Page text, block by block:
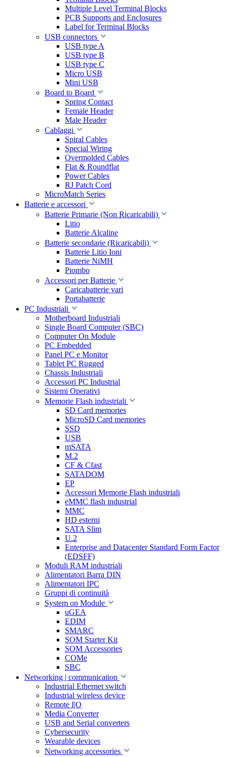
Multiple Level Terminal Blocks
PCB Supports and Enclosures
Label for Terminal Blocks
USB connectors
USB type A
USB type B
USB type C
Micro USB
Mini USB
Board to Board
Spring Contact
Female Header
Male Header
Cablaggi
Spiral Cables
Special Wiring
Overmolded Cables
Flat & Roundflat
Power Cables
RJ Patch Cord
MicroMatch Series
Batterie e accessori
Batterie Primarie (Non Ricaricabili)
Litio
Batterie Alcaline
Batterie secondarie (Ricaricabili)
Batterie Litio Ioni
Batterie NiMH
Piombo
Accessori per Batterie
Caricabatterie vari
Portabatterie
PC Industriali
Motherboard Industriali
Single Board Computer (SBC)
Computer On Module
PC Embedded
Panel PC e Monitor
Tablet PC Rugged
Chassis Industriali
Accessori PC Industrial
Sistemi Operativi
Memorie Flash industriali
SD Card memories
MicroSD Card memories
SSD
USB
mSATA
M.2
CF & Cfast
SATADOM
EP
Accessori Memorie Flash industriali
eMMC flash industrial
MMC
HD esterni
SATA Slim
U.2
Enterprise and Datacenter Standard Form Factor
(EDSFF)
Moduli RAM industriali
Alimentatori Barra DIN
Alimentatori IPC
Gruppi di continuità
System on Module
uGEA
EDIM
SMARC
SOM Starter Kit
SOM Accessories
COMe
SBC
Networking | communication
Industrial Ethernet switch
Industrial wireless device
Remote I|O
Media Converter
USB and Serial converters
Cybersecurity
Wearable devices
Networking accessories